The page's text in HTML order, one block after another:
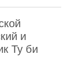
и
Ту би